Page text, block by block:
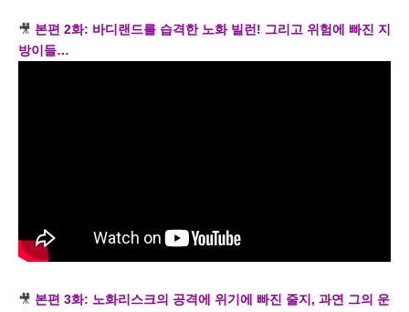
🎥 본편 2화: 바디랜드를 습격한 노화 빌런! 그리고 위험에 빠진 지
방이들…
🎥 본편 3화: 노화리스크의 공격에 위기에 빠진 줄지, 과연 그의 운